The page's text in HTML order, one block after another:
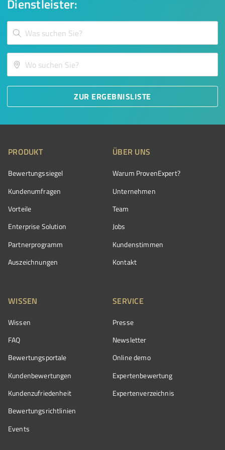
Dienstleister:
ZUR ERGEBNISLISTE
PRODUKT
Bewertungssiegel
Kundenumfragen
Vorteile
Enterprise Solution
Partnerprogramm
Auszeichnungen
ÜBER UNS
Warum ProvenExpert?
Unternehmen
Team
Jobs
Kundenstimmen
Kontakt
WISSEN
Wissen
FAQ
Bewertungsportale
Kundenbewertungen
Kundenzufriedenheit
Bewertungs­richtlinien
Events
SERVICE
Presse
Newsletter
Online demo
Expertenbewertung
Expertenverzeichnis